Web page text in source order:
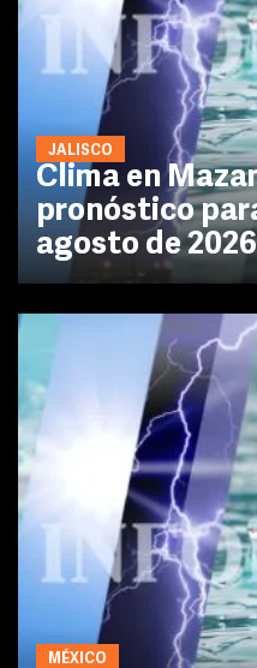
JALISCO
Clima en
pronóstico
agosto de 2026
MÉXICO